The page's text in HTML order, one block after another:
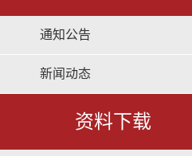
通知公告
新闻动态
资料下载